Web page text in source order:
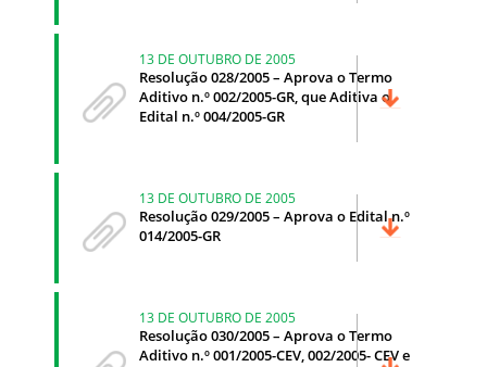
13 DE OUTUBRO DE 2005
Resolução 028/2005 – Aprova o Termo
Aditivo n.º 002/2005-GR, que Aditiva o
Edital n.º 004/2005-GR
13 DE OUTUBRO DE 2005
Resolução 029/2005 – Aprova o Edital n.º
014/2005-GR
13 DE OUTUBRO DE 2005
Resolução 030/2005 – Aprova o Termo
Aditivo n.º 001/2005-CEV, 002/2005- CEV e